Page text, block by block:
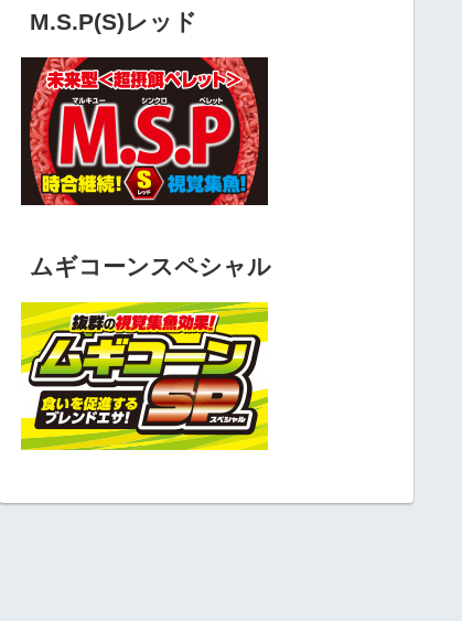
M.S.P(S)レッド
ムギコーンスペシャル